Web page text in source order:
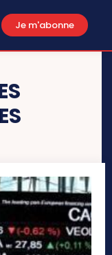
Je m'abonne